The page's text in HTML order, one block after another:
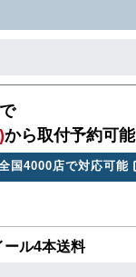
から取付予約可能
国4000店で対応可能
ール4本送料